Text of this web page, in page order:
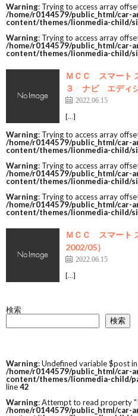
Warning: Trying to access array
/home/r0144579/public_html/car-
content/themes/lionmedia-child/
Warning: Trying to access array
/home/r0144579/public_html/car-
content/themes/lionmedia-child/
ＭＣＣ スマート
３ ナビ エディシ
2022.06.15
[…]
Warning: Trying to access array
/home/r0144579/public_html/car-
content/themes/lionmedia-child/
Warning: Trying to access array
/home/r0144579/public_html/car-
content/themes/lionmedia-child/
Warning: Trying to access array
/home/r0144579/public_html/car-
content/themes/lionmedia-child/
ＭＣＣ スマート
2002/05）
2022.06.15
[…]
検索
検索
Warning: Undefined variable $post in
/home/r0144579/public_html/car-
content/themes/lionmedia-child/
line42
Warning: Attempt to read property
/home/r0144579/public_html/car-